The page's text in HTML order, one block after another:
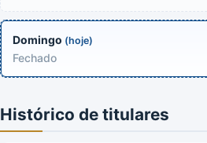
Domingo (hoje)
Fechado
Histórico de titulares